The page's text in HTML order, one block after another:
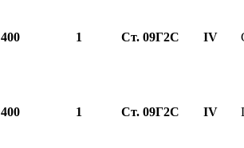
400 1 Ст. 09Г2С IV
400 1 Ст. 09Г2С IV